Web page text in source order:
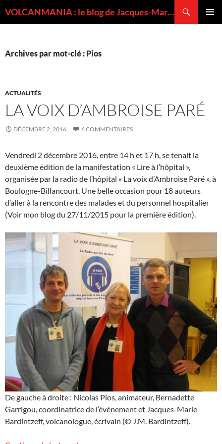
VOLCANMANIA : le blog de Jacques-Marie BARDINTZEFF, volcanologue
Archives par mot-clé : Pios
ACTUALITÉS
LA VOIX D’AMBROISE PARÉ
DÉCEMBRE 2, 2016 6 COMMENTAIRES
Vendredi 2 décembre 2016, entre 14 h et 17 h, se tenait la
deuxième édition de la manifestation « Lire à l’hôpital »,
organisée par la radio de l’hôpital « La voix d’Ambroise Paré », à
Boulogne-Billancourt. Une belle occasion pour 18 auteurs
d’aller à la rencontre des malades et du personnel hospitalier
(Voir mon blog du 27/11/2015 pour la première édition).
De gauche à droite : Nicolas Pios, animateur, Bernadette
Garrigou, coordinatrice de l’événement et Jacques-Marie
Bardintzeff, volcanologue, écrivain (© J.M. Bardintzeff).